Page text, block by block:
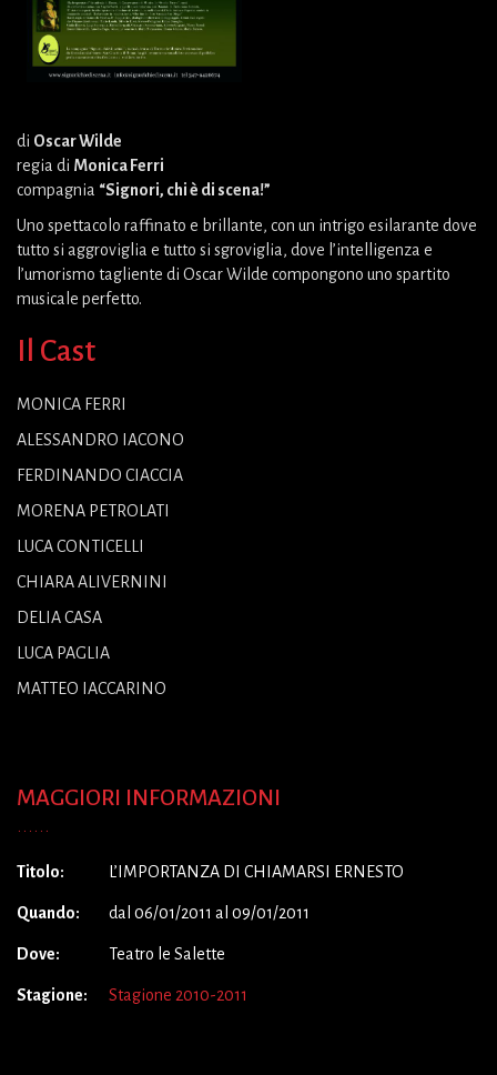
di Oscar Wilde
regia di Monica Ferri
compagnia “Signori, chi è di scena!”
Uno spettacolo raffinato e brillante, con un intrigo esilarante dove
tutto si aggroviglia e tutto si sgroviglia, dove l’intelligenza e
l’umorismo tagliente di Oscar Wilde compongono uno spartito
musicale perfetto.
Il Cast
MONICA FERRI
ALESSANDRO IACONO
FERDINANDO CIACCIA
MORENA PETROLATI
LUCA CONTICELLI
CHIARA ALIVERNINI
DELIA CASA
LUCA PAGLIA
MATTEO IACCARINO
MAGGIORI INFORMAZIONI
Titolo: L’IMPORTANZA DI CHIAMARSI ERNESTO
Quando: dal 06/01/2011 al 09/01/2011
Dove: Teatro le Salette
Stagione: Stagione 2010-2011